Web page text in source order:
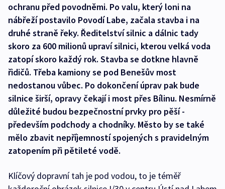
ochranu před povodněmi. Po valu, který loni na
nábřeží postavilo Povodí Labe, začala stavba i na
druhé straně řeky. Ředitelství silnic a dálnic tady
skoro za 600 milionů upraví silnici, kterou velká voda
zatopí skoro každý rok. Stavba se dotkne hlavně
řidičů. Třeba kamiony se pod Benešův most
nedostanou vůbec. Po dokončení úprav pak bude
silnice širší, opravy čekají i most přes Bílinu. Nesmírně
důležité budou bezpečnostní prvky pro pěší -
především podchody a chodníky. Město by se také
mělo zbavit nepříjemností spojených s pravidelným
zatopením při pětileté vodě.
Klíčový dopravní tah je pod vodou, to je téměř